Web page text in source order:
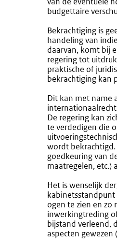
budgettaire
Bekrachtiging is
handeling van
daarvan, komt bij
regering tot
praktische of
bekrachtiging kan
Dit kan met name
De regering kan
te verdedigen die
wordt
goedkeuring van
maatregelen, etc.)
Het is wenselijk
ogen te zien en
inwerkingtreding
bijstand verleend,
aspecten gewezen